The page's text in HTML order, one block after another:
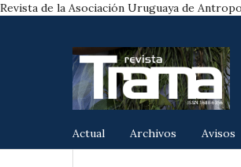
Revista de la Asociación Uruguaya de
Actual Archivos Avisos